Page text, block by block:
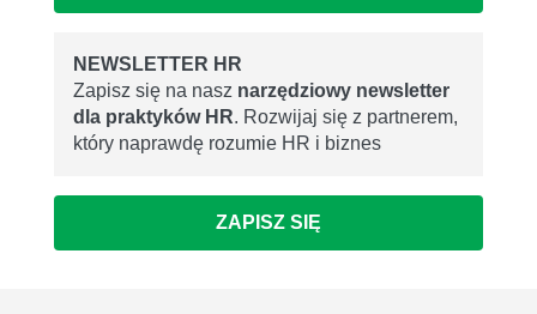
NEWSLETTER HR
Zapisz się na nasz narzędziowy newsletter
dla praktyków HR. Rozwijaj się z partnerem,
który naprawdę rozumie HR i biznes
ZAPISZ SIĘ